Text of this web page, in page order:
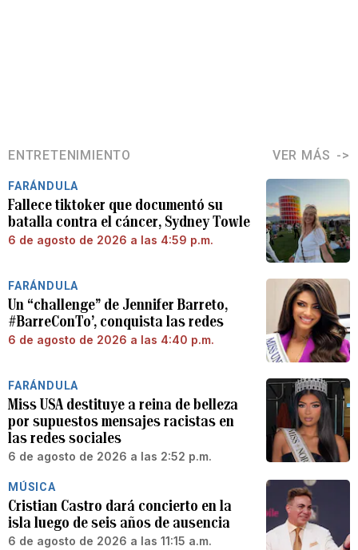
ENTRETENIMIENTO VER MÁS
FARÁNDULA
Fallece tiktoker que documentó su
batalla contra el cáncer, Sydney Towle
6 de agosto de 2026 a las 4:59 p.m.
FARÁNDULA
Un “challenge” de Jennifer Barreto,
#BarreConTo’, conquista las redes
6 de agosto de 2026 a las 4:40 p.m.
FARÁNDULA
Miss USA destituye a reina de belleza
por supuestos mensajes racistas en
las redes sociales
6 de agosto de 2026 a las 2:52 p.m.
MÚSICA
Cristian Castro dará concierto en la
isla luego de seis años de ausencia
6 de agosto de 2026 a las 11:15 a.m.